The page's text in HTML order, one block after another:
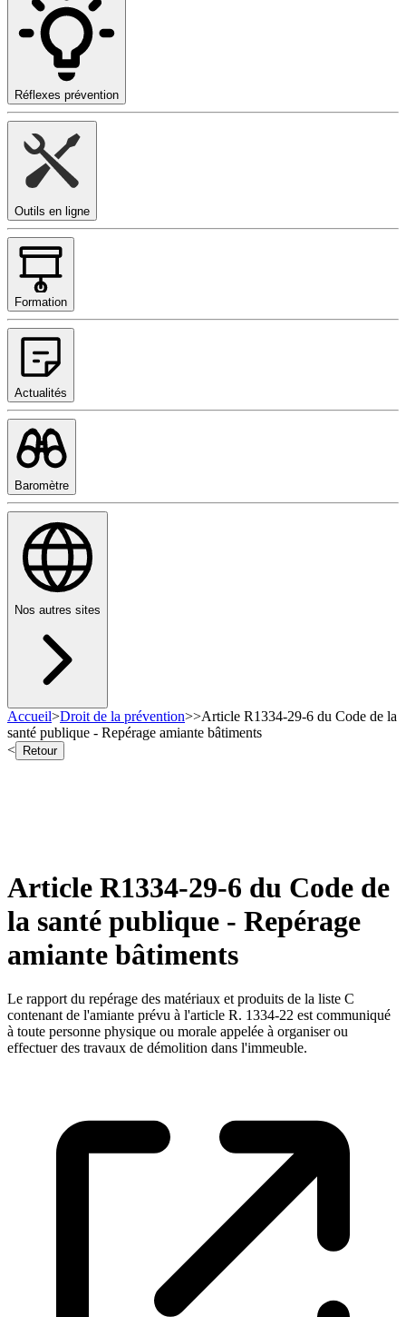
Réflexes prévention
Outils en ligne
Formation
Actualités
Baromètre
Nos autres sites
Accueil>Droit de la prévention>>Article R1334-29-6 du Code de la
santé publique - Repérage amiante bâtiments
<
Retour
Article R1334-29-6 du Code de
la santé publique - Repérage
amiante bâtiments
Le rapport du repérage des matériaux et produits de la liste C
contenant de l'amiante prévu à l'article R. 1334-22 est communiqué
à toute personne physique ou morale appelée à organiser ou
effectuer des travaux de démolition dans l'immeuble.